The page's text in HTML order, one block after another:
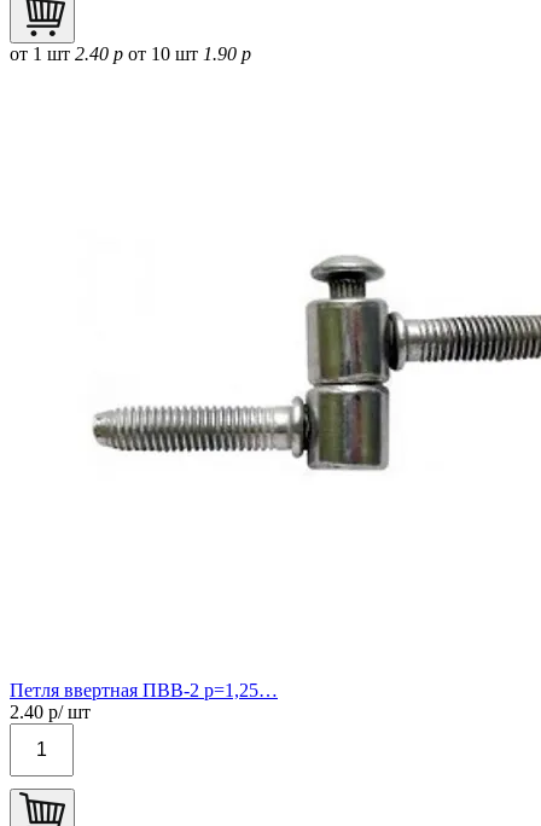
от 1 шт 2.40 р от 10 шт 1.90 р
Петля ввертная ПВВ-2 р=1,25…
2.40 р/ шт